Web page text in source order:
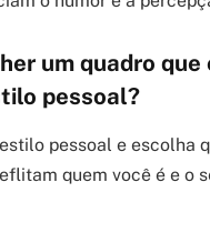
um quadro que
pessoal?
pessoal e escolha
quem você é e o